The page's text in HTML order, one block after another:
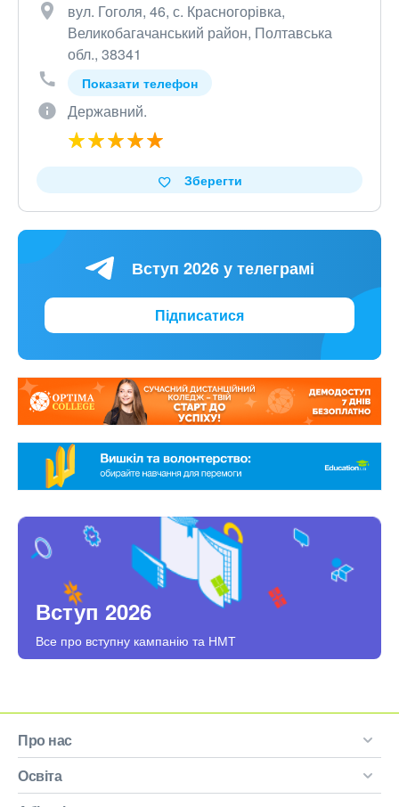
вул. Гоголя, 46, с. Красногорівка,
Великобагачанський район, Полтавська
обл., 38341
Показати телефон
Державний.
Зберегти
Вступ 2026 у телеграмі
Підписатися
Вступ 2026
Все про вступну кампанію та НМТ
Про нас
Освіта